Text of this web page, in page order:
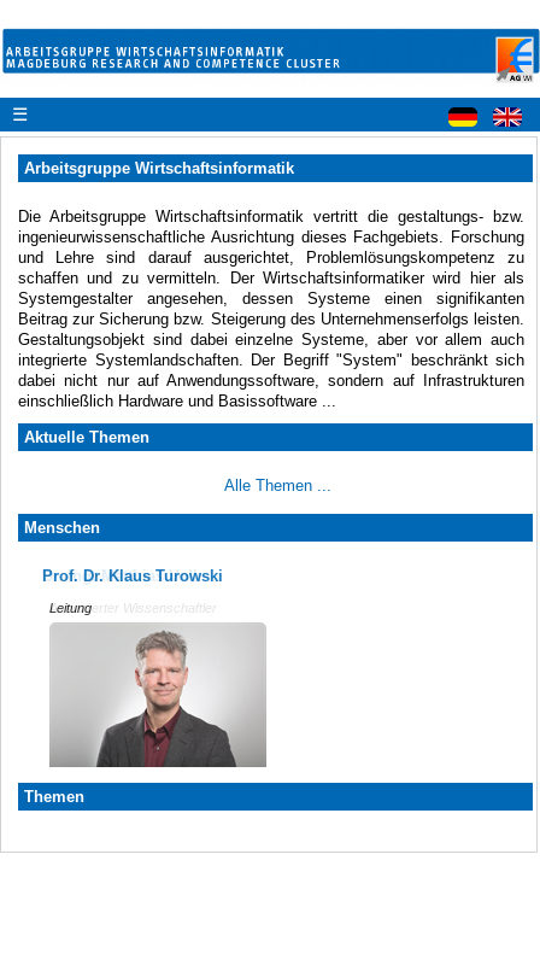
☰
Arbeitsgruppe Wirtschaftsinformatik
Die Arbeitsgruppe Wirtschaftsinformatik vertritt die gestaltungs- bzw.
ingenieurwissenschaftliche Ausrichtung dieses Fachgebiets. Forschung
und Lehre sind darauf ausgerichtet, Problemlösungskompetenz zu
schaffen und zu vermitteln. Der Wirtschaftsinformatiker wird hier als
Systemgestalter angesehen, dessen Systeme einen signifikanten
Beitrag zur Sicherung bzw. Steigerung des Unternehmenserfolgs leisten.
Gestaltungsobjekt sind dabei einzelne Systeme, aber vor allem auch
integrierte Systemlandschaften. Der Begriff "System" beschränkt sich
dabei nicht nur auf Anwendungssoftware, sondern auf Infrastrukturen
einschließlich Hardware und Basissoftware ...
Aktuelle Themen
Alle Themen ...
Menschen
Prof. Dr. Klaus Turowski
Leitung
Dr.-Ing. Matthias Volk
Assoziierter Wissenschaftler
Themen